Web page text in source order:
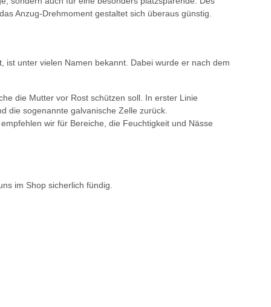
Anzug-Drehmoment gestaltet sich überaus günstig.
ist unter vielen Namen bekannt. Dabei wurde er nach dem
die Mutter vor Rost schützen soll. In erster Linie
die sogenannte galvanische Zelle zurück.
wir für Bereiche, die Feuchtigkeit und Nässe
im Shop sicherlich fündig.